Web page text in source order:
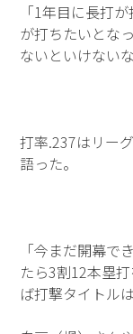
「1年目に長打
が打ちたいとな
ないといけない
打率.237はリー
語った。
「今まだ開幕で
たら3割12本塁
ば打撃タイトル